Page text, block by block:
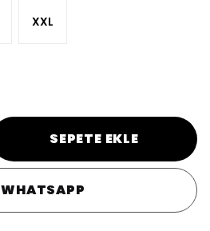
XXL
SEPETE EKLE
WHATSAPP